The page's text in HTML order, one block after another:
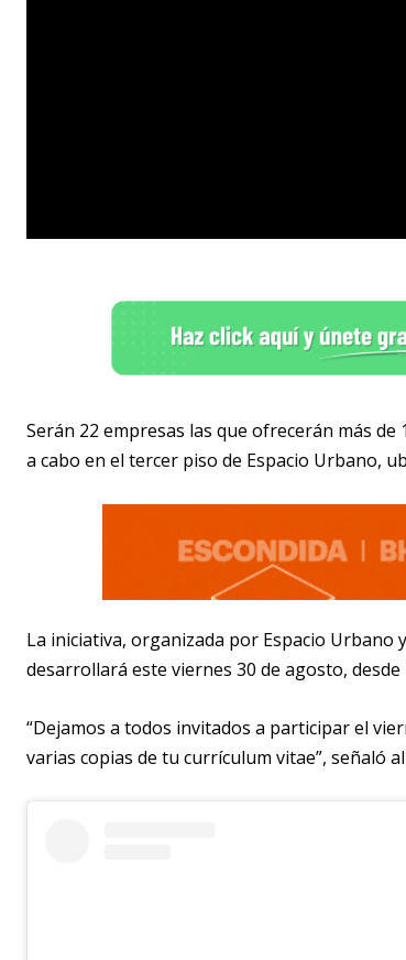
Serán 22 empresas las que ofrecerán más
a cabo en el tercer piso de Espacio Urbano,
La iniciativa, organizada por Espacio Urbano
desarrollará este viernes 30 de agosto, desde
“Dejamos a todos invitados a participar el
varias copias de tu currículum vitae”, señaló